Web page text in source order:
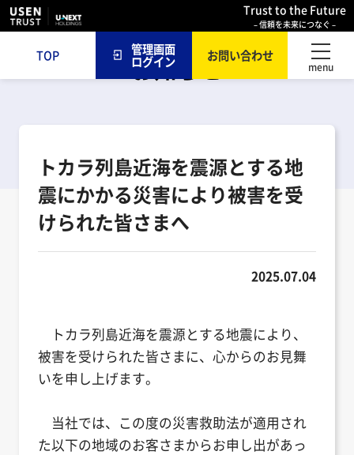
Trust to the Future
– 信頼を未来につなぐ –
TOP 管理画面
ログイン お問い合わせ
TOP お知らせ
トカラ列島近海を震源とする地震にかかる災害に
より被害を受けられた皆さまへ
お知らせ
トカラ列島近海を震源とする地
震にかかる災害により被害を受
けられた皆さまへ
2025.07.04
トカラ列島近海を震源とする地震により、
被害を受けられた皆さまに、心からのお見舞
いを申し上げます。
当社では、この度の災害救助法が適用され
た以下の地域のお客さまからお申し出があっ